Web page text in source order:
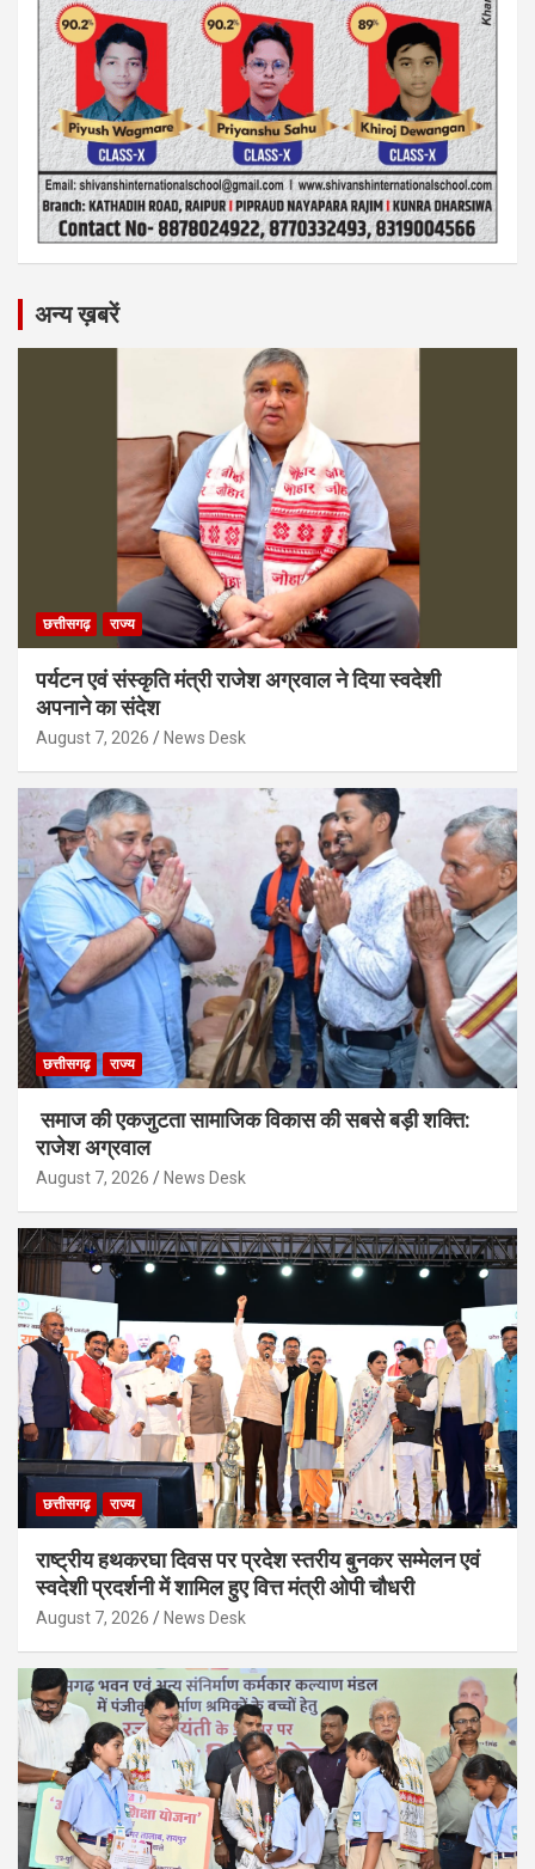
अन्य ख़बरें
छत्तीसगढ़ राज्य
पर्यटन एवं संस्कृति मंत्री राजेश अग्रवाल ने दिया स्वदेशी
अपनाने का संदेश
August 7, 2026 News Desk
छत्तीसगढ़ राज्य
समाज की एकजुटता सामाजिक विकास की सबसे बड़ी शक्ति:
राजेश अग्रवाल
August 7, 2026 News Desk
छत्तीसगढ़ राज्य
राष्ट्रीय हथकरघा दिवस पर प्रदेश स्तरीय बुनकर सम्मेलन एवं
स्वदेशी प्रदर्शनी में शामिल हुए वित्त मंत्री ओपी चौधरी
August 7, 2026 News Desk